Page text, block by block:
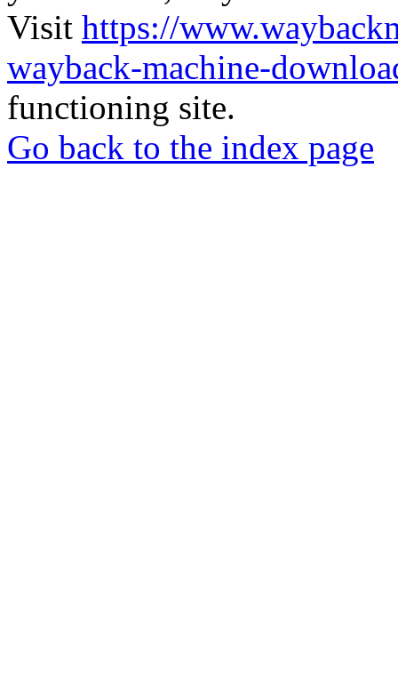
Visit https://
wayback-machine-
functioning site.
Go back to the index page